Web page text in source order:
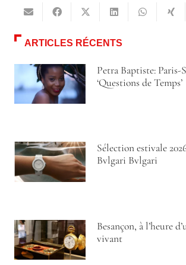
ARTICLES RÉCENTS
Petra Baptiste: Paris-
‘Questions de Temps’
Sélection estivale
Bvlgari Bvlgari
Besançon, à l’heure
vivant